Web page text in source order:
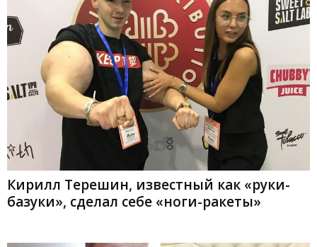
Кирилл Терешин, известный как «руки-
базуки», сделал себе «ноги-ракеты»